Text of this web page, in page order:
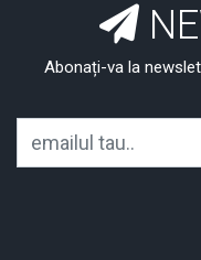
Abonați-va la